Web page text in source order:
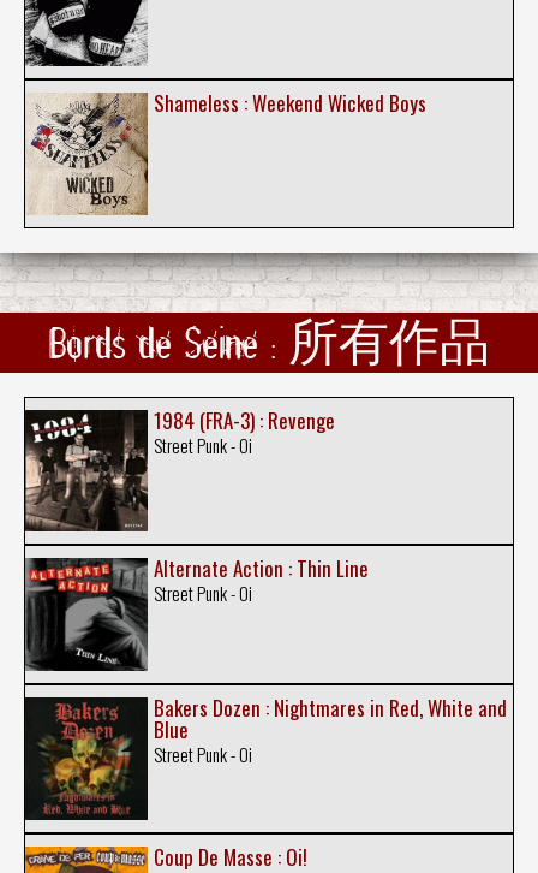
Shameless : Weekend Wicked Boys
Bords de Seine : 所有作品
1984 (FRA-3) : Revenge
Street Punk - Oi
Alternate Action : Thin Line
Street Punk - Oi
Bakers Dozen : Nightmares in Red, White and
Blue
Street Punk - Oi
Coup De Masse : Oi!